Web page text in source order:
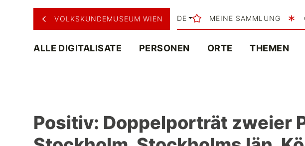
VOLKSKUNDEMUSEUM WIEN DE MEINE SAMMLUNG
ALLE DIGITALISATE PERSONEN ORTE THEMEN
Positiv: Doppelporträt zweier